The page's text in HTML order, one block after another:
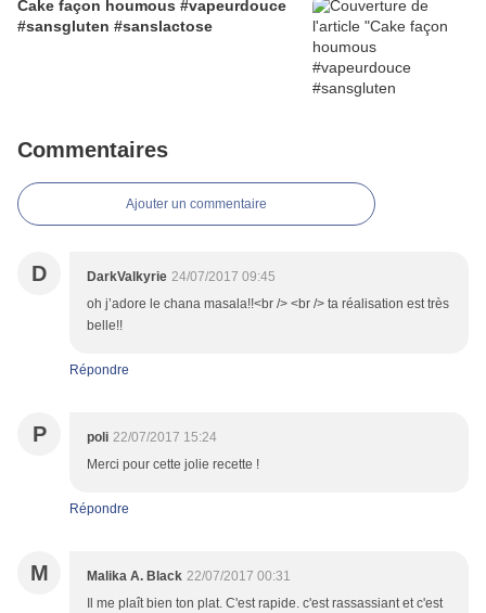
Cake façon houmous #vapeurdouce
#sansgluten #sanslactose
Commentaires
Ajouter un commentaire
D DarkValkyrie 24/07/2017 09:45
oh j’adore le chana masala!!<br /> <br /> ta réalisation est très
belle!!
Répondre
P poli 22/07/2017 15:24
Merci pour cette jolie recette !
Répondre
M Malika A. Black 22/07/2017 00:31
Il me plaît bien ton plat. C'est rapide. c'est rassassiant et c'est